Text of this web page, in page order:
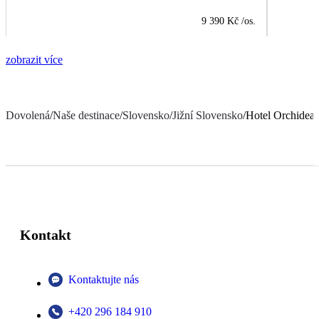
9 390 Kč /os.
zobrazit více
Dovolená/Naše destinace/Slovensko/Jižní Slovensko/Hotel Orchidea
Kontakt
Kontaktujte nás
+420 296 184 910